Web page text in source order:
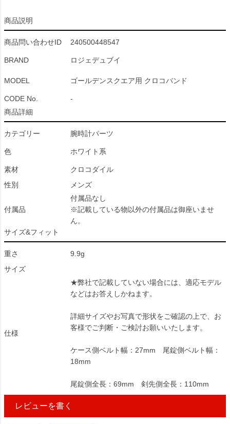
商品説明
商品問い合わせID 240500448547
BRAND ロジェデュブイ
MODEL ゴールデンスクエア用 クロコバンド
CODE No.
-
商品詳細
カテゴリー 腕時計パーツ
色 ホワイト系
素材
クロコダイル
性別
メンズ
付属品
付属品なし
※記載している物以外の付属品は御座いませ
ん。
サイズ&フィット
重さ
9.9g
サイズ
仕様
★弊社で記載していない場合には、適応モデル
などはお答えしかねます。
詳細サイズやお写真で形状をご確認の上で、お
客様でご判断・ご検討お願いいたします。
ケース側ベルト幅：27mm 尾錠側ベルト幅：
18mm
尾錠側全長：69mm 剣先側全長：110mm
レビューを書く